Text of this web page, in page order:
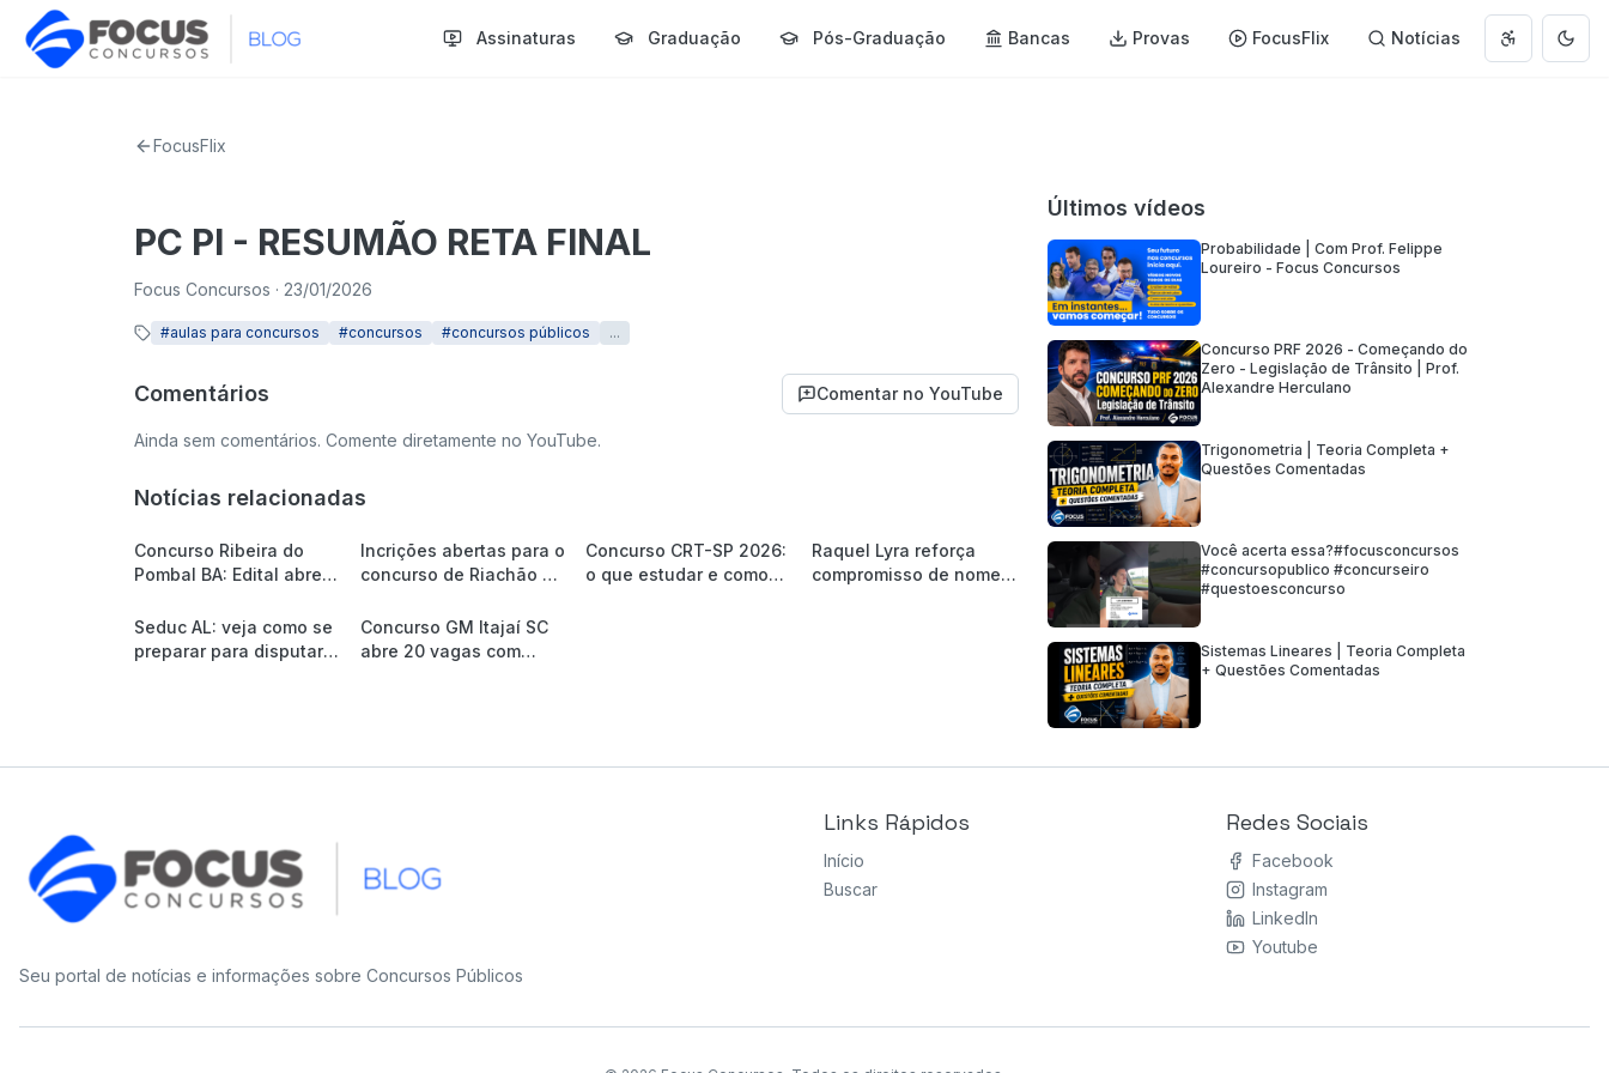
Assinaturas Graduação Pós-Graduação Bancas Provas FocusFlix Notícias Abrir menu
FocusFlix
PC PI - RESUMÃO RETA FINAL
Focus Concursos · 23/01/2026
#aulas para concursos #concursos #concursos públicos ...
Comentários Comentar no YouTube
Ainda sem comentários. Comente diretamente no YouTube.
Notícias relacionadas
Concurso Ribeira do
Pombal BA: Edital abre
mil
Incrições abertas para o
concurso de Riachão do
Concurso CRT-SP 2026:
o que estudar e como
Raquel Lyra reforça
compromisso de nomear
Seduc AL: veja como se
preparar para disputar
Concurso GM Itajaí SC
abre 20 vagas com
Últimos vídeos
Probabilidade | Com Prof. Felippe
Loureiro - Focus Concursos
Concurso PRF 2026 - Começando do
Zero - Legislação de Trânsito | Prof.
Alexandre Herculano
Trigonometria | Teoria Completa +
Questões Comentadas
Você acerta essa?#focusconcursos
#concursopublico #concurseiro
#questoesconcurso
Sistemas Lineares | Teoria Completa
+ Questões Comentadas
Seu portal de notícias e informações sobre Concursos Públicos
Links Rápidos
Início
Buscar
Redes Sociais
Facebook
Instagram
LinkedIn
Youtube